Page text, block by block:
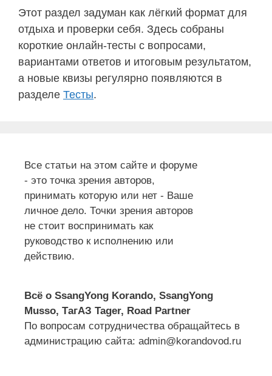
Этот раздел задуман как лёгкий формат для
отдыха и проверки себя. Здесь собраны
короткие онлайн-тесты с вопросами,
вариантами ответов и итоговым результатом,
а новые квизы регулярно появляются в
разделе Тесты.
Все статьи на этом сайте и форуме
- это точка зрения авторов,
принимать которую или нет - Ваше
личное дело. Точки зрения авторов
не стоит воспринимать как
руководство к исполнению или
действию.
Всё о SsangYong Korando, SsangYong
Musso, ТагАЗ Tager, Road Partner
По вопросам сотрудничества обращайтесь в
администрацию сайта: admin@korandovod.ru